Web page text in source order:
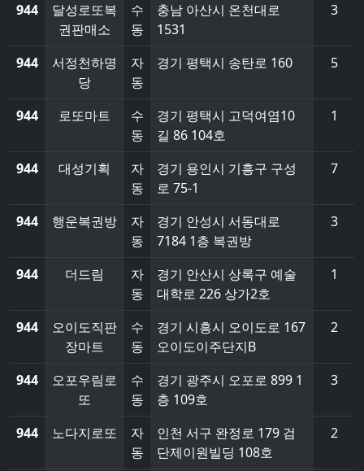
944
달성로또복
권판매소
수
동
충남 아산시 온천대로
1531
3
944
서정천하명
당
자
동
경기 평택시 송탄로 160 5
944 로또마트
수
동
경기 평택시 고덕여염10
길 86 104호
1
944 대성기획
자
동
경기 용인시 기흥구 구성
로 75-1
7
944 행운복권방
자
동
경기 안성시 서동대로
7184 1층 복권방
3
944 더드림
자
동
경기 안산시 상록구 예술
대학로 226 상가2호
1
944
오이도직판
장마트
수
동
경기 시흥시 오이도로 167
오이도이주단지B
2
944
오포우림로
또
수
동
경기 광주시 오포로 899 1
층 109호
3
944 노다지로또
자
동
인천 서구 완정로 179 검
단제이원빌딩 108호
2